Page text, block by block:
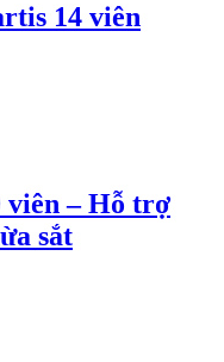
14 viên
viên – Hỗ trợ
sắt